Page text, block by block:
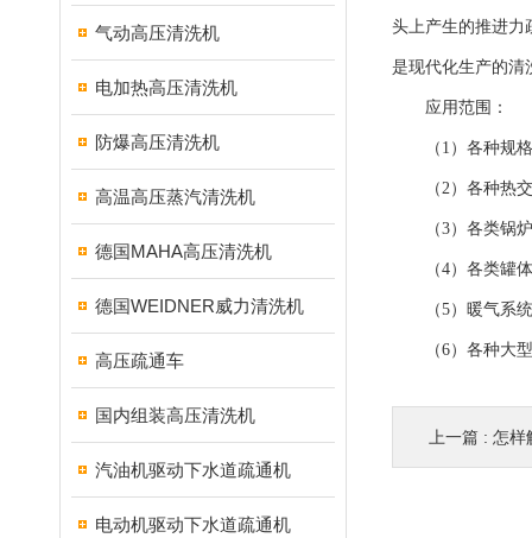
气动高压清洗机
电加热高压清洗机
防爆高压清洗机
高温高压蒸汽清洗机
德国MAHA高压清洗机
德国WEIDNER威力清洗机
高压疏通车
国内组装高压清洗机
汽油机驱动下水道疏通机
电动机驱动下水道疏通机
头上产生的推进力
是现代化生产的清
应用范围：
（1）各种规格
（2）各种热交
（3）各类锅炉
（4）各类罐体
（5）暖气系统
（6）各种大型
上一篇 : 怎样